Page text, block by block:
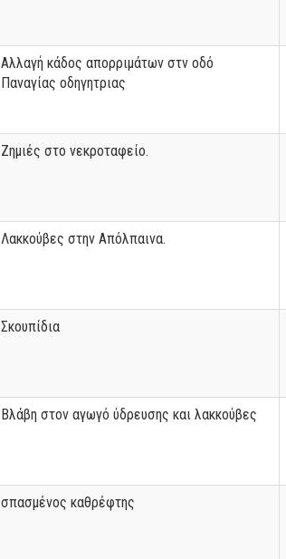
Αλλαγή κάδος απορριμάτων στν οδό
Παναγίας οδηγητριας
Ζημιές στο νεκροταφείο.
Λακκούβες στην Απόλπαινα.
Σκουπίδια
Βλάβη στον αγωγό ύδρευσης και λακκούβες
σπασμένος καθρέφτης